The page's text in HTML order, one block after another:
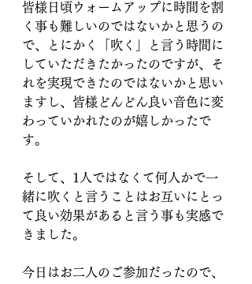
皆様日頃ウォームアップに時間を割
く事も難しいのではないかと思うの
で、とにかく「吹く」と言う時間に
していただきたかったのですが、そ
れを実現できたのではないかと思い
ますし、皆様どんどん良い音色に変
わっていかれたのが嬉しかったで
す。
そして、1人ではなくて何人かで一
緒に吹くと言うことはお互いにとっ
て良い効果があると言う事も実感で
きました。
今日はお二人のご参加だったので、